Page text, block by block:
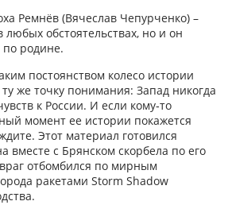
Ремнёв (Вячеслав Чепурченко) –
обстоятельствах, но и он
по родине.
постоянством колесо истории
же точку понимания: Запад никогда
к России. И если кому‑то
момент ее истории покажется
Этот материал готовился
вместе с Брянском скорбела по его
отбомбился по мирным
ракетами Storm Shadow